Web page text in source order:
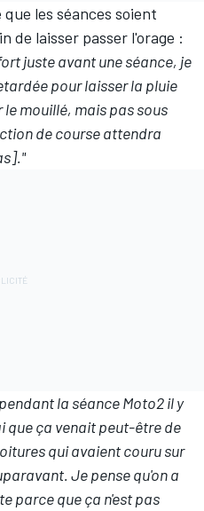
les séances soient
de laisser passer l'orage :
juste avant une séance, je
pour laisser la pluie
le mouillé, mais pas sous
de course attendra
la séance Moto2 il y
que ça venait peut-être de
qui avaient couru sur
Je pense qu'on a
parce que ça n'est pas